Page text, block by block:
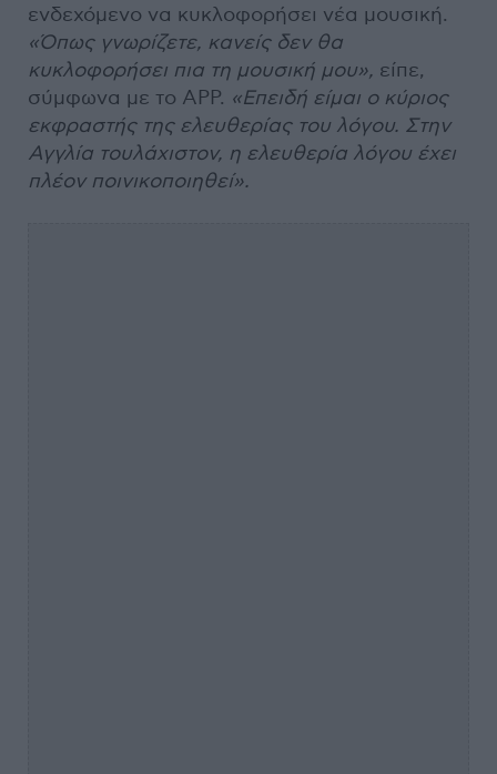
ενδεχόμενο να κυκλοφορήσει νέα μουσική.
«Όπως γνωρίζετε, κανείς δεν θα
κυκλοφορήσει πια τη μουσική μου», είπε,
σύμφωνα με το APP. «Επειδή είμαι ο κύριος
εκφραστής της ελευθερίας του λόγου. Στην
Αγγλία τουλάχιστον, η ελευθερία λόγου έχει
πλέον ποινικοποιηθεί».